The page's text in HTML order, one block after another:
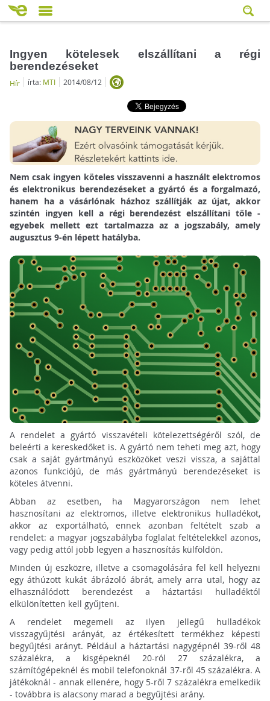
Ingyen kötelesek elszállítani a régi
berendezéseket
Hír írta: MTI 2014/08/12
Nem csak ingyen köteles visszavenni a használt elektromos
és elektronikus berendezéseket a gyártó és a forgalmazó,
hanem ha a vásárlónak házhoz szállítják az újat, akkor
szintén ingyen kell a régi berendezést elszállítani tőle -
egyebek mellett ezt tartalmazza az a jogszabály, amely
augusztus 9-én lépett hatályba.
A rendelet a gyártó visszavételi kötelezettségéről szól, de
beleérti a kereskedőket is. A gyártó nem teheti meg azt, hogy
csak a saját gyártmányú eszközöket veszi vissza, a sajáttal
azonos funkciójú, de más gyártmányú berendezéseket is
köteles átvenni.
Abban az esetben, ha Magyarországon nem lehet
hasznosítani az elektromos, illetve elektronikus hulladékot,
akkor az exportálható, ennek azonban feltételt szab a
rendelet: a magyar jogszabályba foglalat feltételekkel azonos,
vagy pedig attól jobb legyen a hasznosítás külföldön.
Minden új eszközre, illetve a csomagolására fel kell helyezni
egy áthúzott kukát ábrázoló ábrát, amely arra utal, hogy az
elhasználódott berendezést a háztartási hulladéktól
elkülönítetten kell gyűjteni.
A rendelet megemeli az ilyen jellegű hulladékok
visszagyűjtési arányát, az értékesített termékhez képesti
begyűjtési arányt. Például a háztartási nagygépnél 39-ről 48
százalékra, a kisgépeknél 20-ról 27 százalékra, a
számítógépeknél és mobil telefonoknál 37-ről 45 százalékra. A
játékoknál - annak ellenére, hogy 5-ről 7 százalékra emelkedik
- továbbra is alacsony marad a begyűjtési arány.